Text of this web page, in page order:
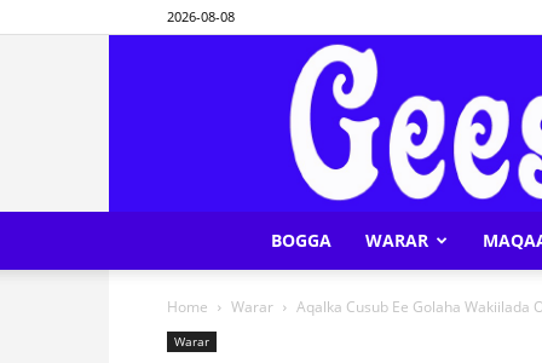
2026-08-08
BOGGA WARAR
Home Warar Aqalka Cusub Ee Golaha Wakiilada
Warar